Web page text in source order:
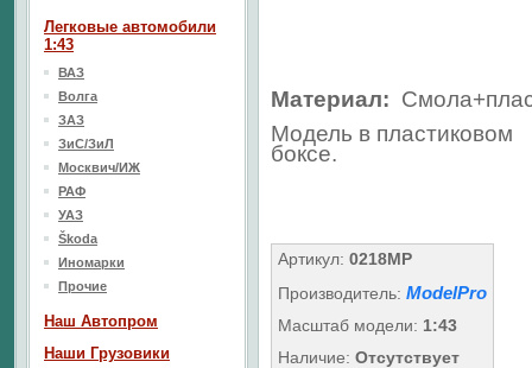
Материал:
Модель в пластиковом
боксе.
Артикул: 0218MP
Производитель: ModelPro
Масштаб модели: 1:43
Наличие: Отсутствует
Легковые автомобили
1:43
ВАЗ
Волга
ЗАЗ
ЗиС/ЗиЛ
Москвич/ИЖ
РАФ
УАЗ
Škoda
Иномарки
Прочие
Наш Aвтопром
Наши Грузовики